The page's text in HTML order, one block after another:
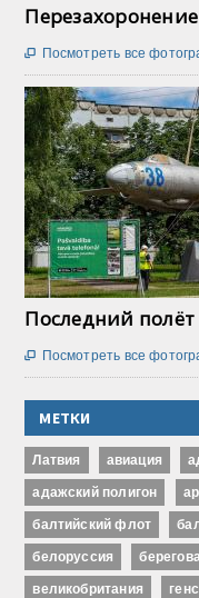
 Посмотреть все
Последний
 Посмотреть все
МЕТКИ
Латвия авиация
адажский полигон
балтийский флот
белоруссия
великобритания